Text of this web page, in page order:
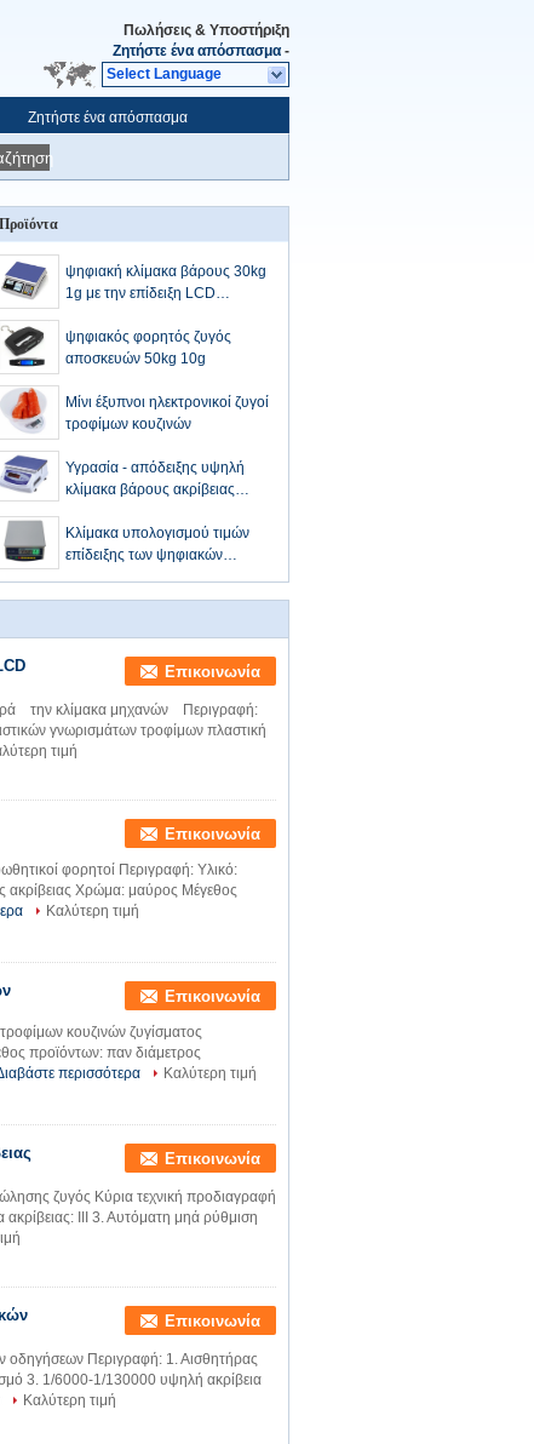
Πωλήσεις & Υποστήριξη
Ζητήστε ένα απόσπασμα -
Select Language
Ζητήστε ένα απόσπασμα
Προϊόντα
ψηφιακή κλίμακα βάρους 30kg
1g με την επίδειξη LCD
ψηφιακός φορητός ζυγός
αποσκευών 50kg 10g
Μίνι έξυπνοι ηλεκτρονικοί ζυγοί
τροφίμων κουζινών
Υγρασία - απόδειξης υψηλή
κλίμακα βάρους ακρίβειας
Κλίμακα υπολογισμού τιμών
επίδειξης των ψηφιακών
Επικοινωνία
την κλίμακα μηχανών Περιγραφή:
γνωρισμάτων τροφίμων πλαστική
τιμή
Επικοινωνία
φορητοί Περιγραφή: Υλικό:
ακρίβειας Χρώμα: μαύρος Μέγεθος
Καλύτερη τιμή
Επικοινωνία
κουζινών ζυγίσματος
προϊόντων: παν διάμετρος
περισσότερα
Καλύτερη τιμή
Επικοινωνία
ζυγός Κύρια τεχνική προδιαγραφή
ΙΙΙ 3. Αυτόματη μηά ρύθμιση
Επικοινωνία
Περιγραφή: 1. Αισθητήρας
3. 1/6000-1/130000 υψηλή ακρίβεια
Καλύτερη τιμή